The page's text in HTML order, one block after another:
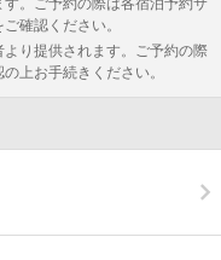
確認ください。
り提供されます。ご予約の際
上お手続きください。